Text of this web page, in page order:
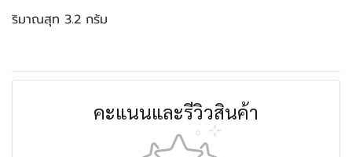
ริมาณสุท 3.2 กรัม
คะแนนและรีวิวสินค้า